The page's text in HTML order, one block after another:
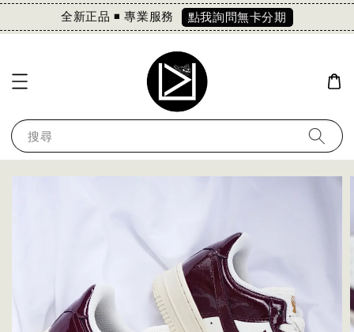
全新正品 ◾️ 專業服務 點我詢問無卡分期
搜尋